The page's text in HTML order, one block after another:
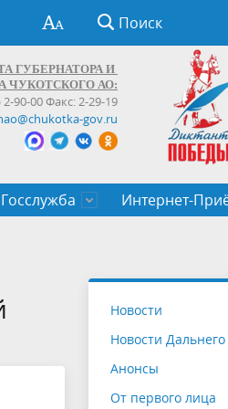
Поиск
ГУБЕРНАТОРА И
ЧУКОТСКОГО АО:
2-90-00 Факс: 2-29-19
gov.ru
Госслужба
служащих Чукотского
Интернет-
Новости
Новости Дальнего
Анонсы
От первого лица